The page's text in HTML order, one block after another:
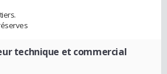
technique et commercial